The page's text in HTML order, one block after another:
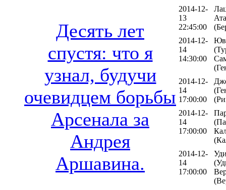
Десять лет
спустя: что я
узнал, будучи
очевидцем борьбы
Арсенала за
Андрея
Аршавина.
2014-12-
13
22:45:00
2014-12-
14
14:30:00
2014-12-
14
17:00:00
2014-12-
14
17:00:00
2014-12-
14
17:00:00